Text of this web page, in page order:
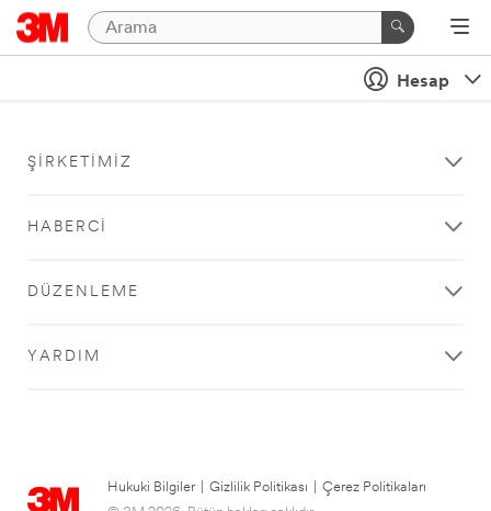
Hesap
ŞIRKETIMIZ
HABERCI
DÜZENLEME
YARDIM
Hukuki Bilgiler Gizlilik Politikası
Çerez Politikaları